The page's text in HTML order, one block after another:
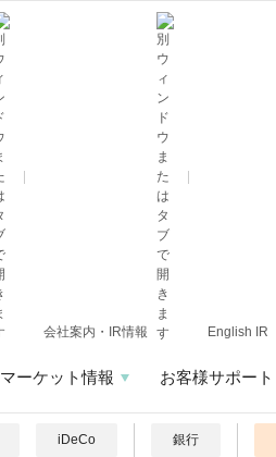
会社案内・IR情報 English IR
マーケット情報 お客様サポート
iDeCo 銀行